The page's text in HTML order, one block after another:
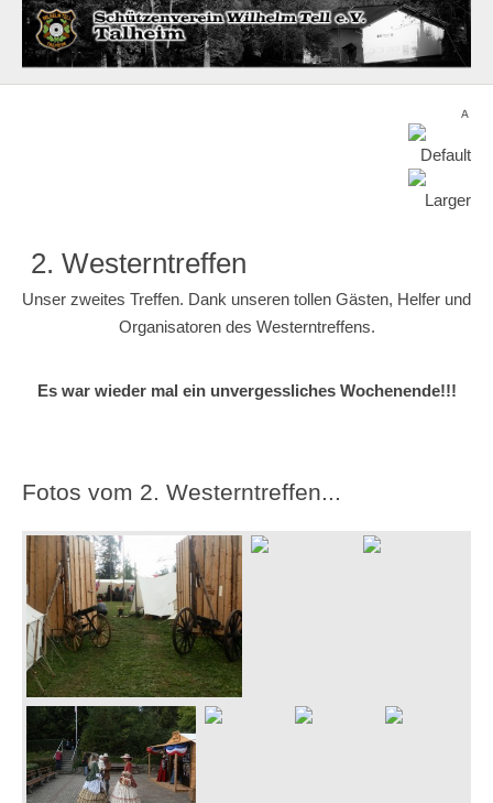
2. Westerntreffen
Unser zweites Treffen. Dank unseren tollen Gästen, Helfer und
Organisatoren des Westerntreffens.
Es war wieder mal ein unvergessliches Wochenende!!!
Fotos vom 2. Westerntreffen...